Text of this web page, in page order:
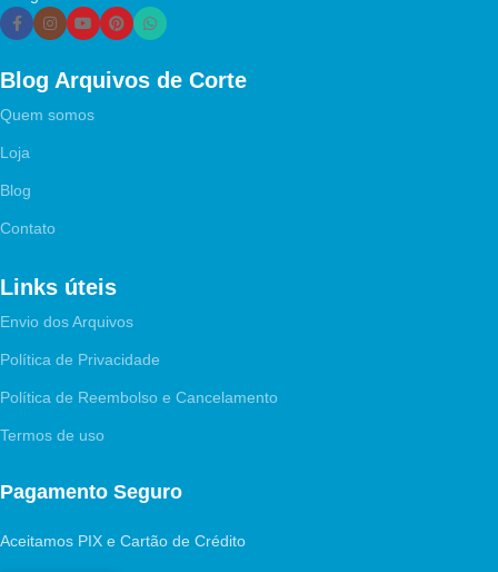
Blog Arquivos de Corte
Quem somos
Loja
Blog
Contato
Links úteis
Envio dos Arquivos
Política de Privacidade
Política de Reembolso e Cancelamento
Termos de uso
Pagamento Seguro
Aceitamos PIX e Cartão de Crédito